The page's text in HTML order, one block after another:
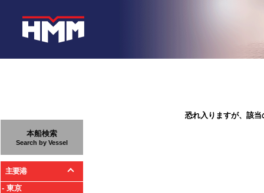
本船検索
Search by Vessel
主要港
- 東京
恐れ入りますが、該